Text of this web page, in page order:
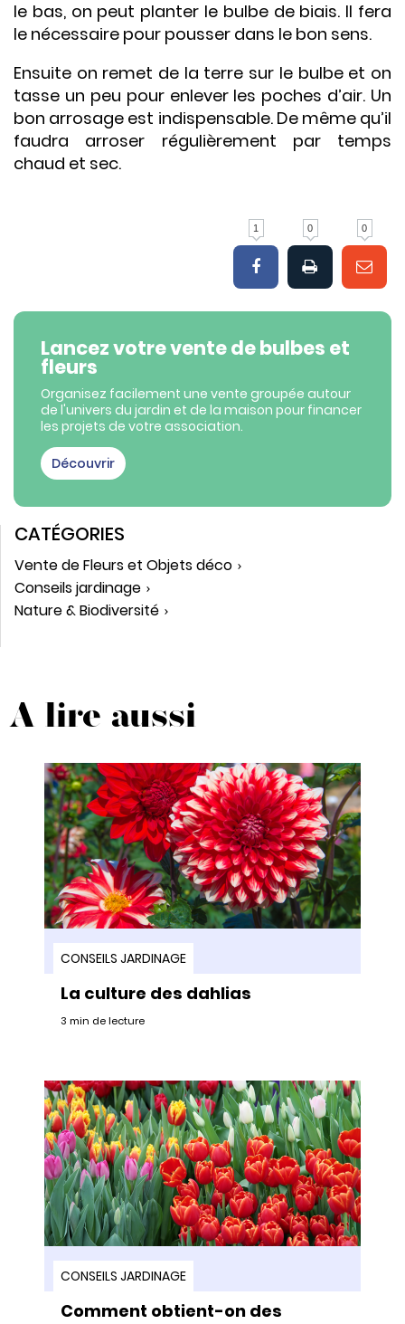
le bas, on peut planter le bulbe de biais. Il fera
le nécessaire pour pousser dans le bon sens.
Ensuite on remet de la terre sur le bulbe et on
tasse un peu pour enlever les poches d’air. Un
bon arrosage est indispensable. De même qu’il
faudra arroser régulièrement par temps
chaud et sec.
1 0 0
Lancez votre vente de bulbes et
fleurs
Organisez facilement une vente groupée autour
de l'univers du jardin et de la maison pour financer
les projets de votre association.
Découvrir
CATÉGORIES
Vente de Fleurs et Objets déco
Conseils jardinage
Nature & Biodiversité
A lire aussi
CONSEILS JARDINAGE
La culture des dahlias
3 min de lecture
CONSEILS JARDINAGE
Comment obtient-on des